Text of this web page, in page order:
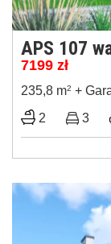
APS 107
7199 zł
235,8 m2 +
2 3